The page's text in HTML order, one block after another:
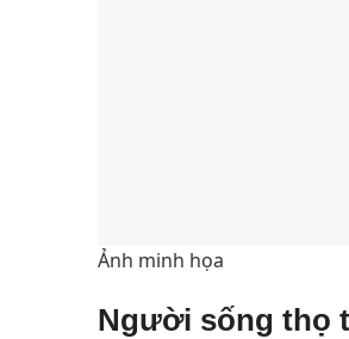
Ảnh minh họa
Người sống thọ